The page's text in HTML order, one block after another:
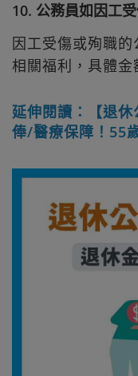
10. 公務員如因工
因工受傷或殉職
相關福利，具體金
延伸閱讀：【退
俸/醫療保障！55